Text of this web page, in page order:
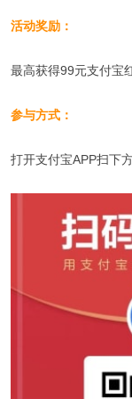
活动奖励：
最高获得99元支付宝
参与方式：
打开支付宝APP扫下